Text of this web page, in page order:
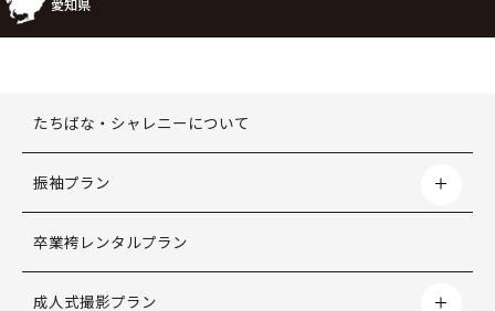
愛知県
たちばな・シャレニーについて
振袖プラン
卒業袴レンタルプラン
成人式撮影プラン